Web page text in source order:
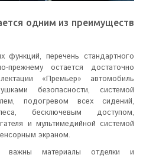
одним из преимуществ
функций, перечень стандартного
остается достаточно
«Премьер» автомобиль
безопасности, системой
подогревом всех сидений,
бесключевым доступом,
и мультимедийной системой
экраном.
важны материалы отделки и